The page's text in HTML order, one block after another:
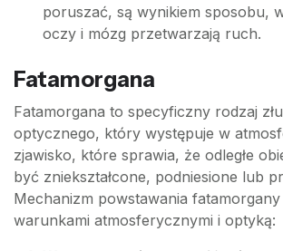
poruszać, są wynikiem sposobu,
oczy i mózg przetwarzają ruch.
Fatamorgana
Fatamorgana to specyficzny rodzaj
optycznego, który występuje w
zjawisko, które sprawia, że odległe
być zniekształcone, podniesione lub
Mechanizm powstawania
warunkami atmosferycznymi i optyką: